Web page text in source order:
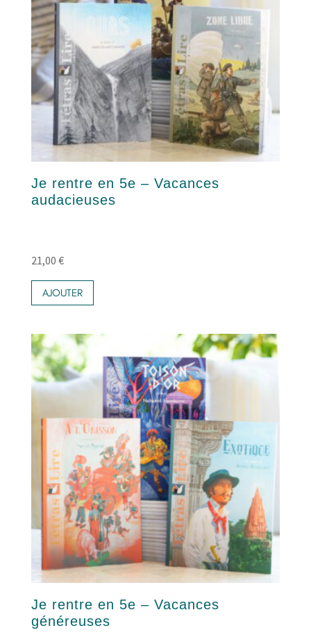
Je rentre en 5e – Vacances
audacieuses
21,00 €
AJOUTER
Je rentre en 5e – Vacances
généreuses